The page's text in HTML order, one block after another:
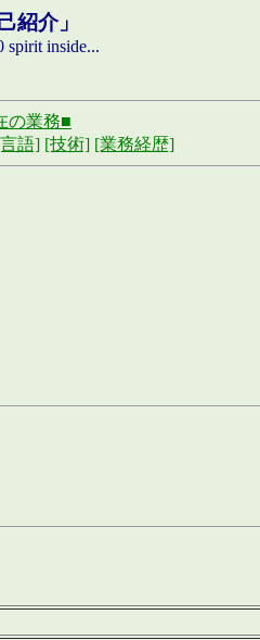
紹介」
spirit inside...
の業務■
語] [技術] [業務経歴]